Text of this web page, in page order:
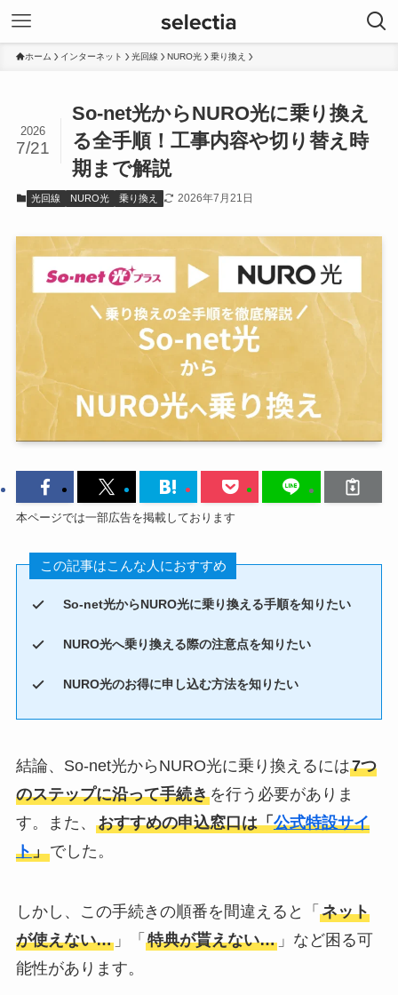
ホーム インターネット 光回線 NURO光 乗り換え
So-net光からNURO光に乗り換え
る全手順！工事内容や切り替え時
期まで解説
2026
7/21
光回線 NURO光 乗り換え 2026年7月21日
本ページでは一部広告を掲載しております
この記事はこんな人におすすめ
So-net光からNURO光に乗り換える手順を知りたい
NURO光へ乗り換える際の注意点を知りたい
NURO光のお得に申し込む方法を知りたい
結論、So-net光からNURO光に乗り換えるには7つ
のステップに沿って手続きを行う必要がありま
す。また、 おすすめの申込窓口は「公式特設サイ
ト」でした。
しかし、この手続きの順番を間違えると「 ネット
が使えない…」「 特典が貰えない…」など困る可
能性があります。